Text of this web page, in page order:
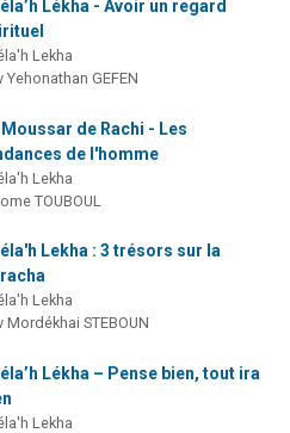
Lékha - Avoir un regard
Lekha
Yehonathan GEFEN
Moussar de Rachi - Les
de l'homme
Lekha
TOUBOUL
Lekha : 3 trésors sur la
Lekha
Mordékhai STEBOUN
Lékha – Pense bien, tout ira
Lekha